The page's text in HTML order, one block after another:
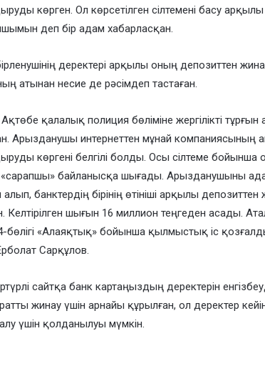
көрген. Ол көрсетілген сілтемені басу
деп бір адам хабарласқан.
деректері арқылы оның депозиттен
атынан несие де рәсімдеп тастаған.
Ақтөбе қалалық полиция бөліміне жергілікті
Арызданушы интернеттен мұнай компаниясының
көргені белгілі болды. Осы сілтеме
«сарапшы» байланысқа шығады. Арызданушыны
алып, банктердің бірінің өтініші арқылы
Келтірілген шығын 16 миллион теңгеден асады.
«Алаяқтық» бойынша қылмыстық іс
Сарқұлов.
сайтқа банк картаңыздың деректерін
жинау үшін арнайы құрылған, ол деректер
үшін қолданылуы мүмкін.